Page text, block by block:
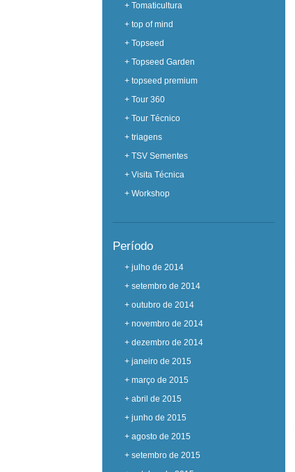
+ Tomaticultura
+ top of mind
+ Topseed
+ Topseed Garden
+ topseed premium
+ Tour 360
+ Tour Técnico
+ triagens
+ TSV Sementes
+ Visita Técnica
+ Workshop
Período
+ julho de 2014
+ setembro de 2014
+ outubro de 2014
+ novembro de 2014
+ dezembro de 2014
+ janeiro de 2015
+ março de 2015
+ abril de 2015
+ junho de 2015
+ agosto de 2015
+ setembro de 2015